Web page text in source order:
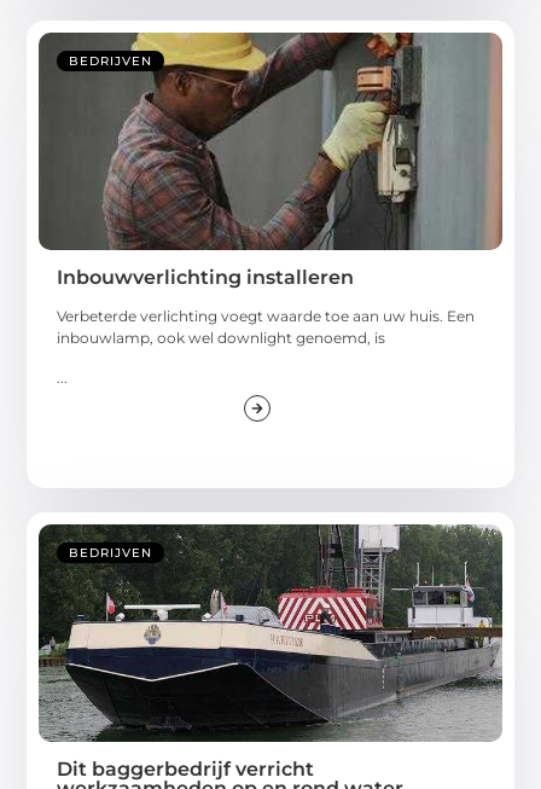
BEDRIJVEN
Inbouwverlichting installeren
Verbeterde verlichting voegt waarde toe aan uw huis. Een
inbouwlamp, ook wel downlight genoemd, is
BEDRIJVEN
Dit baggerbedrijf verricht